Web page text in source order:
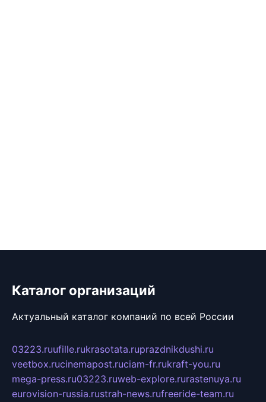
Каталог организаций
Актуальный каталог компаний по всей России
03223.ruufille.rukrasotata.ruprazdnikdushi.ru
veetbox.rucinemapost.ruciam-fr.rukraft-you.ru
mega-press.ru03223.ruweb-explore.rurastenuya.ru
eurovision-russia.rustrah-news.rufreeride-team.ru